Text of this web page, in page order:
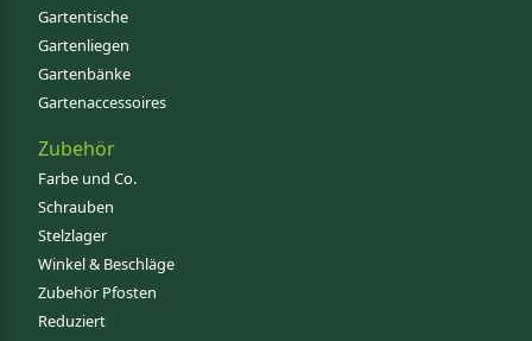
Gartentische
Gartenliegen
Gartenbänke
Gartenaccessoires
Zubehör
Farbe und Co.
Schrauben
Stelzlager
Winkel & Beschläge
Zubehör Pfosten
Reduziert